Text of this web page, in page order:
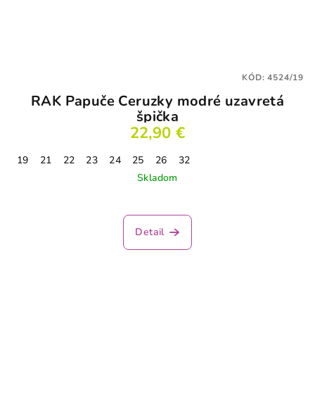
RAK Papuče Ceruzky modré uzavretá
špička
22,90 €
19 21 22 23 24 25 26
32
Skladom
Detail
KÓD:4524/19